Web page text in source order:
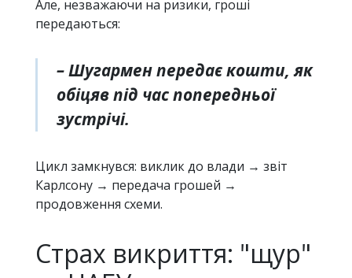
Але, незважаючи на ризики, гроші
передаються:
– Шугармен передає кошти, як
обіцяв під час попередньої
зустрічі.
Цикл замкнувся: виклик до влади → звіт
Карлсону → передача грошей →
продовження схеми.
Страх викриття: "щур"